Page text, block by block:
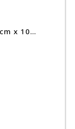
x 10m)